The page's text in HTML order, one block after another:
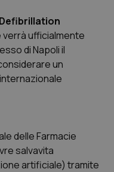
Ulcerosa
neurodegenerative
verrà ufficialmente
di Napoli il
un
delle Farmacie
salvavita
artificiale) tramite